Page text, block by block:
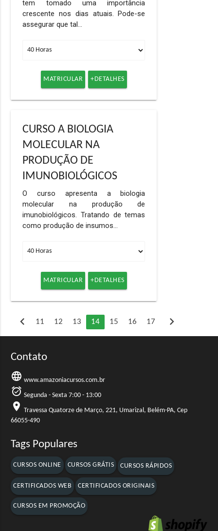
tem tomado uma importância
crescente nos dias atuais. Pode-se
assegurar que tal…
MATRICULAR +DETALHES
CURSO A BIOLOGIA
MOLECULAR NA
PRODUÇÃO DE
IMUNOBIOLÓGICOS
O curso apresenta a biologia
molecular na produção de
imunobiológicos. Tratando de temas
como produção de insumos…
MATRICULAR +DETALHES
chevron_left 11 12 13 14 15 16 17 chevron_right
Contato
language www.amazoniacursos.com.br
alarm_on Segunda - Sexta 7:00 - 13:00
location_on Travessa Quatorze de Março, 221, Umarizal, Belém-PA, Cep
66055-490
Tags Populares
CURSOS ONLINE CURSOS GRÁTIS CURSOS RÁPIDOS
CERTIFICADOS WEB CERTIFICADOS ORIGINAIS
CURSOS EM PROMOÇÃO